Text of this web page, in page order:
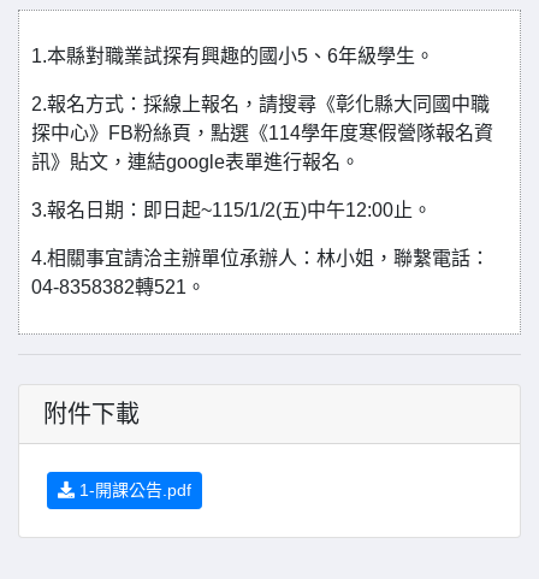
1.本縣對職業試探有興趣的國小5、6年級學生。
2.報名方式：採線上報名，請搜尋《彰化縣大同國中職
探中心》FB粉絲頁，點選《114學年度寒假營隊報名資
訊》貼文，連結google表單進行報名。
3.報名日期：即日起~115/1/2(五)中午12:00止。
4.相關事宜請洽主辦單位承辦人：林小姐，聯繫電話：
04-8358382轉521。
附件下載
1-開課公告.pdf